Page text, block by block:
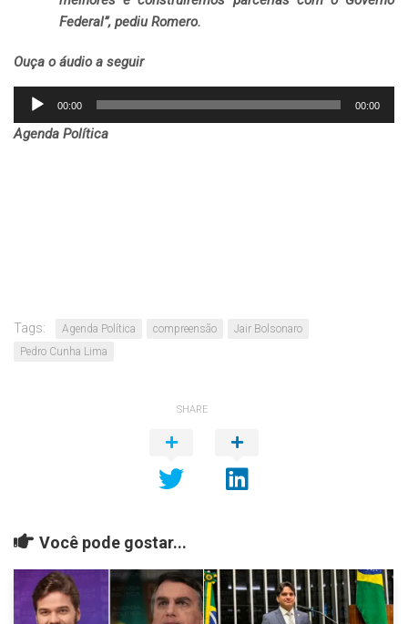
Federal”, pediu Romero.
Ouça o áudio a seguir
Tocador
áudio
00:00 00:00
Agenda Política
Tags: Agenda Política compreensão
Jair Bolsonaro
Pedro Cunha Lima
SHARE
Você pode gostar...